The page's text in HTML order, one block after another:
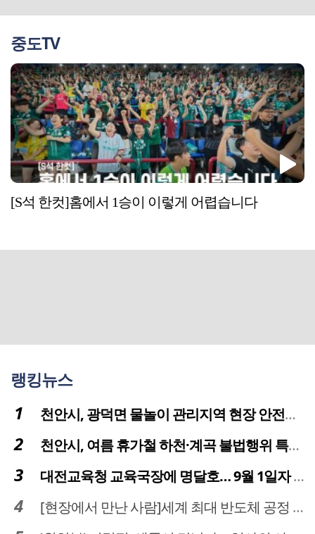
중도TV
[S석 한컷]홈에서 1승이 이렇게 어렵습니다
랭킹뉴스
천안시, 광덕면 물놀이 관리지역 현장 안전점검 실시
천안시, 여름 휴가철 하천·계곡 불법행위 특별단속
대전교육청 교육국장에 명달호… 9월 1일자 181명 인사
[현장에서 만난 사람]세계 최대 반도체 공정 장비 제조 기업 ASML 한종호 매니저